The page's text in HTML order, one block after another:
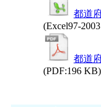
都道
(Excel97-
都道
(PDF:196 KB)